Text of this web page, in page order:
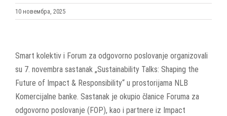
10 новембра, 2025
Larger
Image
Smart kolektiv i Forum za odgovorno poslovanje organizovali
su 7. novembra sastanak „Sustainability Talks: Shaping the
Future of Impact & Responsibility“ u prostorijama NLB
Komercijalne banke. Sastanak je okupio članice Foruma za
odgovorno poslovanje (FOP), kao i partnere iz Impact